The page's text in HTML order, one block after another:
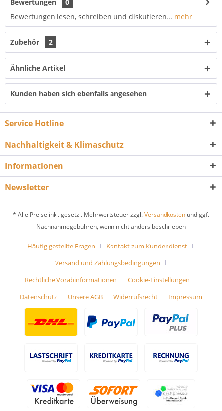
Bewertungen
0
Bewertungen lesen, schreiben und diskutieren... mehr
Zubehör 2
Ähnliche Artikel
Kunden haben sich ebenfalls angesehen
Service Hotline
Nachhaltigkeit & Klimaschutz
Informationen
Newsletter
* Alle Preise inkl. gesetzl. Mehrwertsteuer zzgl.Versandkosten und ggf.
Nachnahmegebühren, wenn nicht anders beschrieben
Häufig gestellte Fragen
Kontakt zum Kundendienst
Versand und Zahlungsbedingungen
Rechtliche Vorabinformationen
Cookie-Einstellungen
Datenschutz
Unsere AGB Widerrufsrecht Impressum